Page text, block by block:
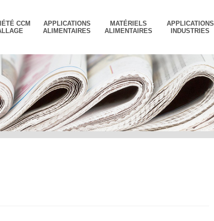
CCM
APPLICATIONS
ALIMENTAIRES
MATÉRIELS
ALIMENTAIRES
APPLICATIONS
INDUSTRIES